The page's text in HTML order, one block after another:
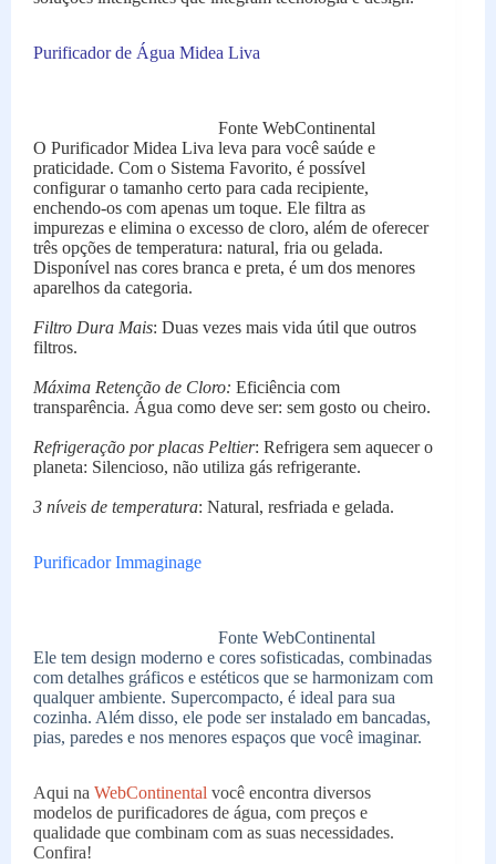
Purificador de Água Midea Liva
Fonte WebContinental
O Purificador Midea Liva leva para você saúde e
praticidade. Com o Sistema Favorito, é possível
configurar o tamanho certo para cada recipiente,
enchendo-os com apenas um toque. Ele filtra as
impurezas e elimina o excesso de cloro, além de oferecer
três opções de temperatura: natural, fria ou gelada.
Disponível nas cores branca e preta, é um dos menores
aparelhos da categoria.
Filtro Dura Mais: Duas vezes mais vida útil que outros
filtros.
Máxima Retenção de Cloro: Eficiência com
transparência. Água como deve ser: sem gosto ou cheiro.
Refrigeração por placas Peltier: Refrigera sem aquecer o
planeta: Silencioso, não utiliza gás refrigerante.
3 níveis de temperatura: Natural, resfriada e gelada.
Purificador Immaginage
Fonte WebContinental
Ele tem design moderno e cores sofisticadas, combinadas
com detalhes gráficos e estéticos que se harmonizam com
qualquer ambiente. Supercompacto, é ideal para sua
cozinha. Além disso, ele pode ser instalado em bancadas,
pias, paredes e nos menores espaços que você imaginar.
Aqui na WebContinental você encontra diversos
modelos de purificadores de água, com preços e
qualidade que combinam com as suas necessidades.
Confira!